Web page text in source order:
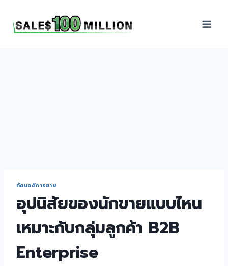
ทัศนคติการขาย
อุปนิสัยของนักขายแบบไหน
เหมาะกับกลุ่มลูกค้า B2B
Enterprise